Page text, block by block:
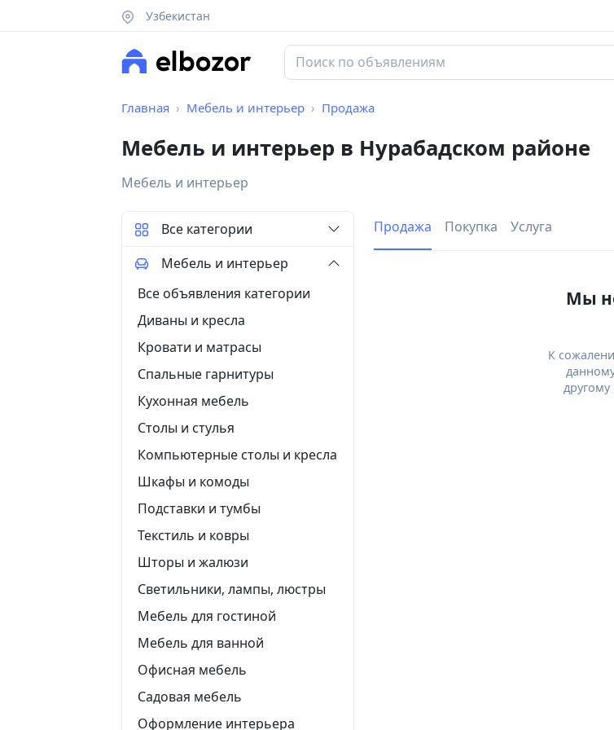
Узбекистан
Главная Мебель и интерьер Продажа
Мебель и интерьер в Нурабадском районе
Мебель и интерьер
Продажа Покупка Услуга
Мы
К
Все категории
Мебель и интерьер
Все объявления категории
Диваны и кресла
Кровати и матрасы
Спальные гарнитуры
Кухонная мебель
Столы и стулья
Компьютерные столы и кресла
Шкафы и комоды
Подставки и тумбы
Текстиль и ковры
Шторы и жалюзи
Светильники, лампы, люстры
Мебель для гостиной
Мебель для ванной
Офисная мебель
Садовая мебель
Оформление интерьера